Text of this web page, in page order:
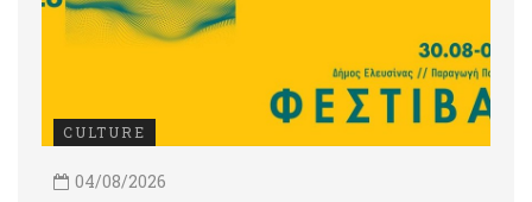
CULTURE
04/08/2026